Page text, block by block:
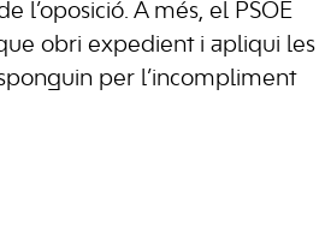
l’oposició. A més, el PSOE
obri expedient i apliqui les
per l’incompliment